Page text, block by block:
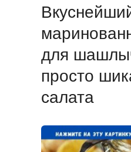
для
просто
салата